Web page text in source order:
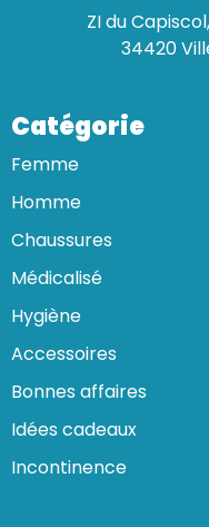
ZI du
34420
Catégorie
Femme
Homme
Chaussures
Médicalisé
Hygiène
Accessoires
Bonnes affaires
Idées cadeaux
Incontinence